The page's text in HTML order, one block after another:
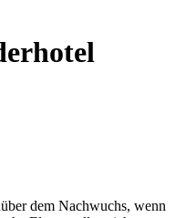
dem Nachwuchs, wenn